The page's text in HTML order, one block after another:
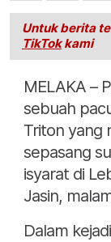
Untuk berita
TikTokkami
MELAKA –
sebuah
Triton yang
sepasang
isyarat di
Jasin,
Dalam